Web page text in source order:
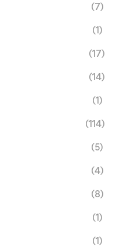
(7)
(1)
(17)
(14)
(1)
(114)
(5)
(4)
(8)
(1)
(1)